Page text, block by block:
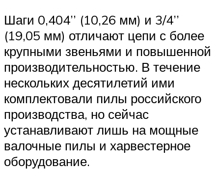
Шаги 0,404’’ (10,26 мм) и 3/4’’
(19,05 мм) отличают цепи с более
крупными звеньями и повышенной
производительностью. В течение
нескольких десятилетий ими
комплектовали пилы российского
производства, но сейчас
устанавливают лишь на мощные
валочные пилы и харвестерное
оборудование.